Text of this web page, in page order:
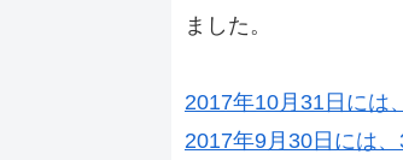
ました。
2017年10月31日には
2017年9月30日には、